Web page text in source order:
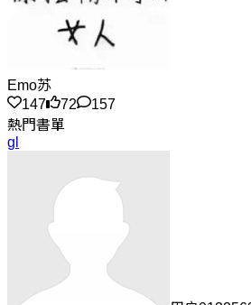
Emo苏
147
72
157
熱門書單
gl